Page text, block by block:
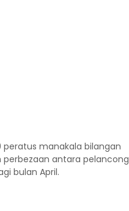
manakala bilangan
antara pelancong
bulan April.